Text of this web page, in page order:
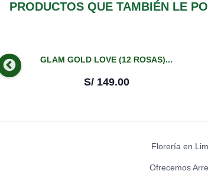
PRODUCTOS QUE TAMBIÉN LE
GLAM GOLD LOVE (12 ROSAS)...
S/ 149.00
Florería en
Ofrecemos